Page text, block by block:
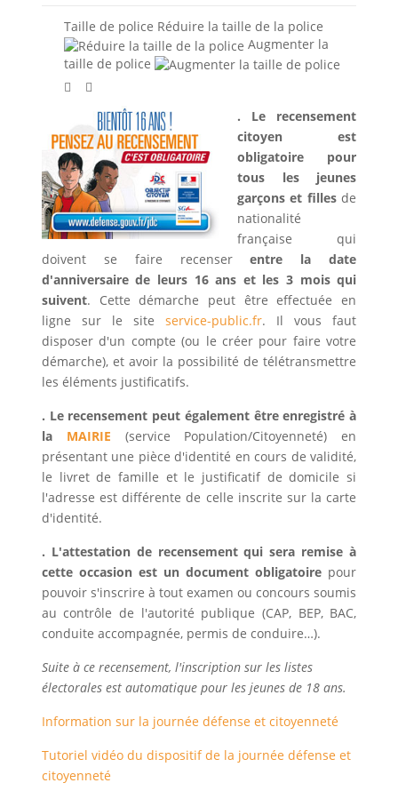
Taille de police Réduire la taille de la police
Augmenter la
taille de police
. Le recensement
citoyen est
obligatoire pour
tous les jeunes
garçons et fillesde
nationalité
française qui
doivent se faire recenserentre la date
d'anniversaire de leurs 16 ans et les 3 mois qui
suivent. Cette démarche peut être effectuée en
ligne sur le siteservice-public.fr. Il vous faut
disposer d'un compte (ou le créer pour faire votre
démarche), et avoir la possibilité de télétransmettre
les éléments justificatifs.
. Le recensement peut également être enregistré à
la MAIRIE (service Population/Citoyenneté) en
présentant une pièce d'identité en cours de validité,
le livret de famille et le justificatif de domicile si
l'adresse est différente de celle inscrite sur la carte
d'identité.
. L'attestation de recensement qui sera remise à
cette occasion est un document obligatoire pour
pouvoir s'inscrire à tout examen ou concours soumis
au contrôle de l'autorité publique (CAP, BEP, BAC,
conduite accompagnée, permis de conduire…).
Suite à ce recensement, l'inscription sur les listes
électorales est automatique pour les jeunes de 18 ans.
Information sur la journée défense et citoyenneté
Tutoriel vidéo du dispositif de la journée défense et
citoyenneté